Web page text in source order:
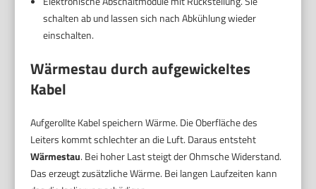
schalten ab und lassen sich nach Abkühlung wieder
einschalten.
Wärmestau durch aufgewickeltes
Kabel
Aufgerollte Kabel speichern Wärme. Die Oberfläche des
Leiters kommt schlechter an die Luft. Daraus entsteht
Wärmestau. Bei hoher Last steigt der Ohmsche Widerstand.
Das erzeugt zusätzliche Wärme. Bei langen Laufzeiten kann